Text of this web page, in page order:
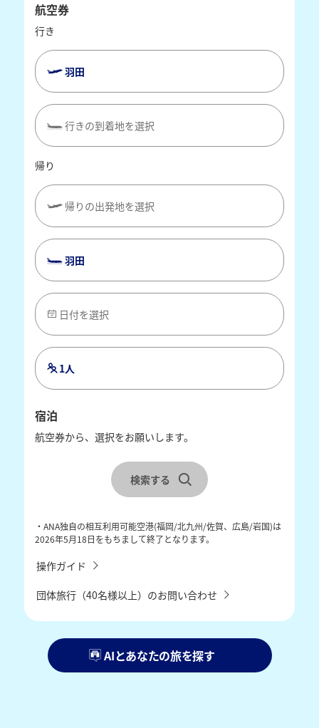
航空券
行き
羽田
行きの到着地を選択
帰り
帰りの出発地を選択
羽田
日付を選択
1人
宿泊
航空券から、選択をお願いします。
宿泊地を選択
チェックイン・チェックアウトを選択
検索する
・ANA独自の相互利用可能空港(福岡/北九州/佐賀、広島/岩国)は
2026年5月18日をもちまして終了となります。
操作ガイド
団体旅行（40名様以上）のお問い合わせ
AIとあなたの旅を探す